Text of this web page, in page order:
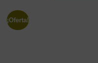
¡Oferta!